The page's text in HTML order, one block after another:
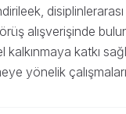
alışverişinde
kalkınmaya katkı
yönelik